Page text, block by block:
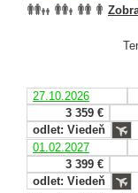
27.10.2026
3 359 €
odlet: Viedeň
01.02.2027
3 399 €
odlet: Viedeň